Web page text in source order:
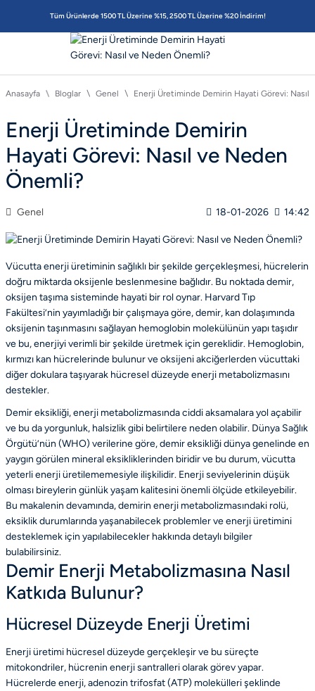
Tüm Ürünlerde 1500 TL Üzerine %15, 2500 TL Üzerine %20 İndirim!
Anasayfa Bloglar Genel Enerji Üretiminde Demirin Hayati Görevi: Nasıl
Enerji Üretiminde Demirin
Hayati Görevi: Nasıl ve Neden
Önemli?
Genel 18-01-2026 14:42
Vücutta enerji üretiminin sağlıklı bir şekilde gerçekleşmesi, hücrelerin
doğru miktarda oksijenle beslenmesine bağlıdır. Bu noktada demir,
oksijen taşıma sisteminde hayati bir rol oynar. Harvard Tıp
Fakültesi’nin yayımladığı bir çalışmaya göre, demir, kan dolaşımında
oksijenin taşınmasını sağlayan hemoglobin molekülünün yapı taşıdır
ve bu, enerjiyi verimli bir şekilde üretmek için gereklidir. Hemoglobin,
kırmızı kan hücrelerinde bulunur ve oksijeni akciğerlerden vücuttaki
diğer dokulara taşıyarak hücresel düzeyde enerji metabolizmasını
destekler.
Demir eksikliği, enerji metabolizmasında ciddi aksamalara yol açabilir
ve bu da yorgunluk, halsizlik gibi belirtilere neden olabilir. Dünya Sağlık
Örgütü’nün (WHO) verilerine göre, demir eksikliği dünya genelinde en
yaygın görülen mineral eksikliklerinden biridir ve bu durum, vücutta
yeterli enerji üretilememesiyle ilişkilidir. Enerji seviyelerinin düşük
olması bireylerin günlük yaşam kalitesini önemli ölçüde etkileyebilir.
Bu makalenin devamında, demirin enerji metabolizmasındaki rolü,
eksiklik durumlarında yaşanabilecek problemler ve enerji üretimini
desteklemek için yapılabilecekler hakkında detaylı bilgiler
bulabilirsiniz.
Demir Enerji Metabolizmasına Nasıl
Katkıda Bulunur?
Hücresel Düzeyde Enerji Üretimi
Enerji üretimi hücresel düzeyde gerçekleşir ve bu süreçte
mitokondriler, hücrenin enerji santralleri olarak görev yapar.
Hücrelerde enerji, adenozin trifosfat (ATP) molekülleri şeklinde